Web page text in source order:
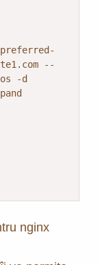
--
-d
nginx